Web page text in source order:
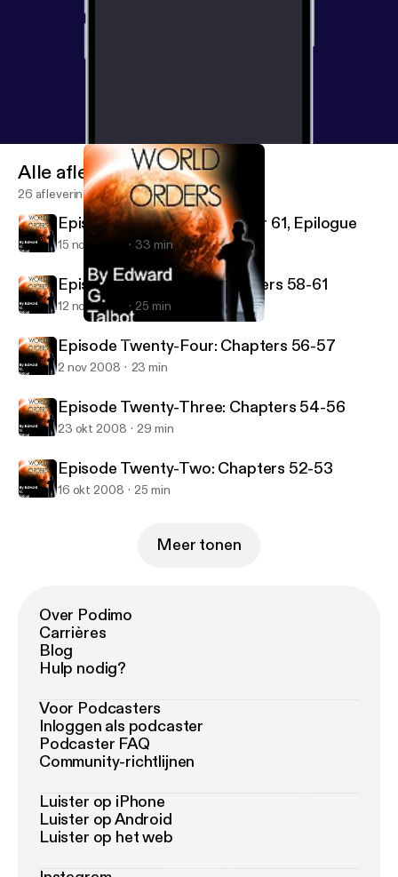
New World Orders
Alle afleveringen
26 afleveringen
Episode Twenty-Six: Chapter 61, Epilogue
15 nov 2008 33 min
Episode Twenty-Five: Chapters 58-61
12 nov 2008 25 min
Episode Twenty-Four: Chapters 56-57
2 nov 2008 23 min
Episode Twenty-Three: Chapters 54-56
23 okt 2008 29 min
Episode Twenty-Two: Chapters 52-53
16 okt 2008 25 min
Meer tonen
Over Podimo
Carrières
Blog
Hulp nodig?
Voor Podcasters
Inloggen als podcaster
Podcaster FAQ
Community-richtlijnen
Luister op iPhone
Luister op Android
Luister op het web